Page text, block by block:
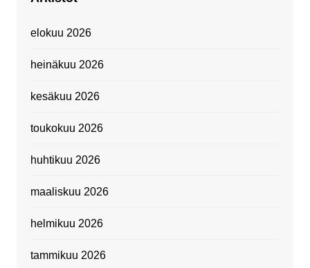
elokuu 2026
heinäkuu 2026
kesäkuu 2026
toukokuu 2026
huhtikuu 2026
maaliskuu 2026
helmikuu 2026
tammikuu 2026